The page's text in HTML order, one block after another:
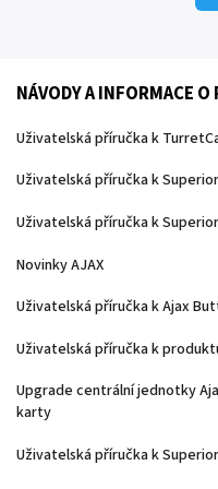
NÁVODY A INFORMACE
Uživatelská příručka k
Uživatelská příručka k
Uživatelská příručka k
Novinky AJAX
Uživatelská příručka k Ajax
Uživatelská příručka k
Upgrade centrální jednotky
karty
Uživatelská příručka k